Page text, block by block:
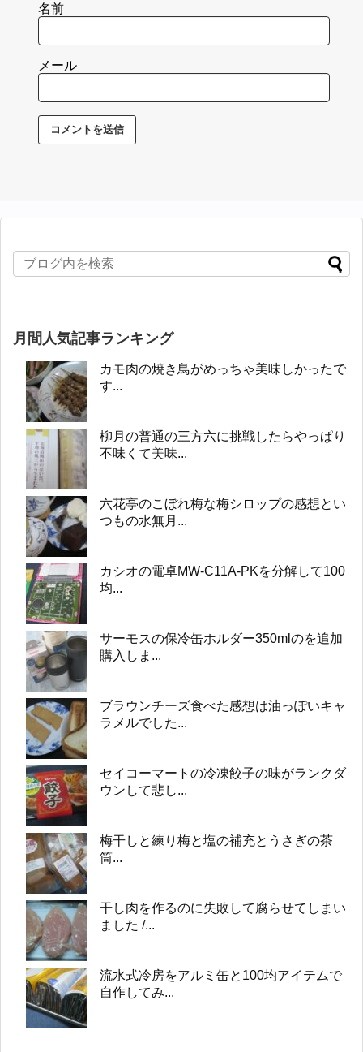
名前
メール
月間人気記事ランキング
カモ肉の焼き鳥がめっちゃ美味しかったで
す...
柳月の普通の三方六に挑戦したらやっぱり
不味くて美味...
六花亭のこぼれ梅な梅シロップの感想とい
つもの水無月...
カシオの電卓MW-C11A-PKを分解して100
均...
サーモスの保冷缶ホルダー350mlのを追加
購入しま...
ブラウンチーズ食べた感想は油っぽいキャ
ラメルでした...
セイコーマートの冷凍餃子の味がランクダ
ウンして悲し...
梅干しと練り梅と塩の補充とうさぎの茶
筒...
干し肉を作るのに失敗して腐らせてしまい
ました /...
流水式冷房をアルミ缶と100均アイテムで
自作してみ...